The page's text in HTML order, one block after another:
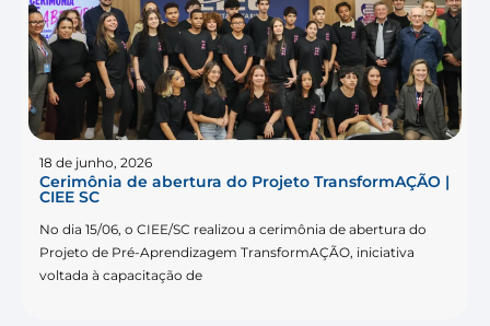
18 de junho, 2026
Cerimônia de abertura do Projeto TransformAÇÃO |
CIEE SC
No dia 15/06, o CIEE/SC realizou a cerimônia de abertura do
Projeto de Pré-Aprendizagem TransformAÇÃO, iniciativa
voltada à capacitação de